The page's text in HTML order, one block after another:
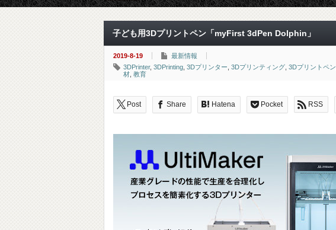
子ども用3Dプリントペン「myFirst 3dPen Dolphin」
2019-8-19
最新情報
3DPrinter, 3DPrinting 3Dプリンター 3Dプリンティング 3Dプリントペン
材 教育
Post Share Hatena Pocket RSS